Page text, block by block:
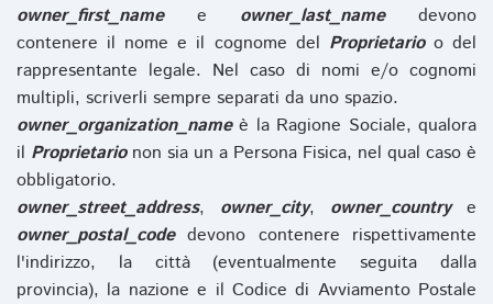
owner_first_namee owner_last_namedevono
contenere il nome e il cognome del Proprietarioo del
rappresentante legale. Nel caso di nomi e/o cognomi
multipli, scriverli sempre separati da uno spazio.
owner_organization_nameè la Ragione Sociale, qualora
il Proprietarionon sia un a Persona Fisica, nel qual caso è
obbligatorio.
owner_street_address, owner_city, owner_countrye
owner_postal_codedevono contenere rispettivamente
l'indirizzo, la città (eventualmente seguita dalla
provincia), la nazione e il Codice di Avviamento Postale